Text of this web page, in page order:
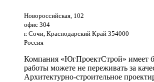
Новороссийская, 102
офис 304
г. Сочи, Краснодарский Край 354000
Россия
Компания «ЮгПроектСтрой» имеет
работы можете не переживать за
Архитектурно-строительное